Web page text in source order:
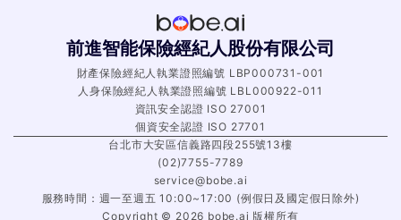
前進智能保險經紀人股份有限公司
財產保險經紀人執業證照編號 LBP000731-001
人身保險經紀人執業證照編號 LBL000922-011
資訊安全認證 ISO 27001
個資安全認證 ISO 27701
台北市大安區信義路四段255號13樓
(02)7755-7789
service@bobe.ai
服務時間：週一至週五 10:00~17:00 (例假日及國定假日除外)
Copyright © 2026 bobe.ai 版權所有